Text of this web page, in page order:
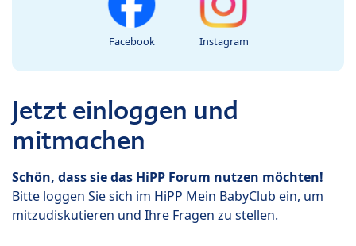
Facebook Instagram
Jetzt einloggen und
mitmachen
Schön, dass sie das HiPP Forum nutzen möchten!
Bitte loggen Sie sich im HiPP Mein BabyClub ein, um
mitzudiskutieren und Ihre Fragen zu stellen.